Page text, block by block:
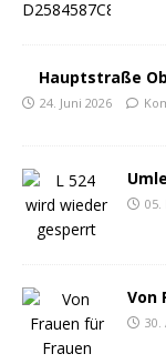
Hauptstraße
24. Juni 2026
05.
Von
30.